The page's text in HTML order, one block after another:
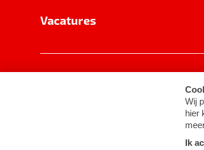
Vacatures
Cookie-instellingen